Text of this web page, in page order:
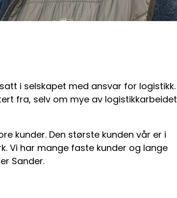
i selskapet med ansvar for logistikk.
fra, selv om mye av logistikkarbeidet
kunder. Den største kunden vår er i
Vi har mange faste kunder og lange
Sander.